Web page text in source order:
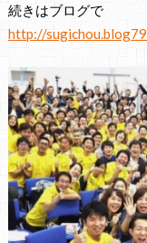
続きはブログで
http://